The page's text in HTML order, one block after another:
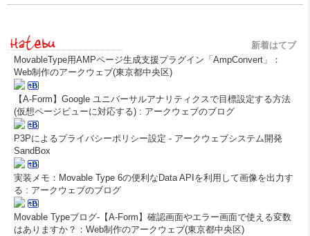
新着はてブ
MovableType用AMPページ生成支援プラグイン「AmpConvert」：
Web制作のアークウェブ(東京都中央区)
【A-Form】Google ユニバーサルアナリティクスで目標設定する方法
(仮想ページビューに対応する) : アークウェブのブログ
P3Pによるプライバシーポリシー設定 - アークウェブシステム開発
SandBox
実装メモ：Movable Type 6の便利なData APIを利用して画像を出力す
る : アークウェブのブログ
Movable Typeブログ-【A-Form】確認画面やエラー画面で使える変数
はありますか？：Web制作のアークウェブ(東京都中央区)